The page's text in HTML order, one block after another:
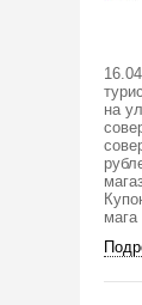
на
мага